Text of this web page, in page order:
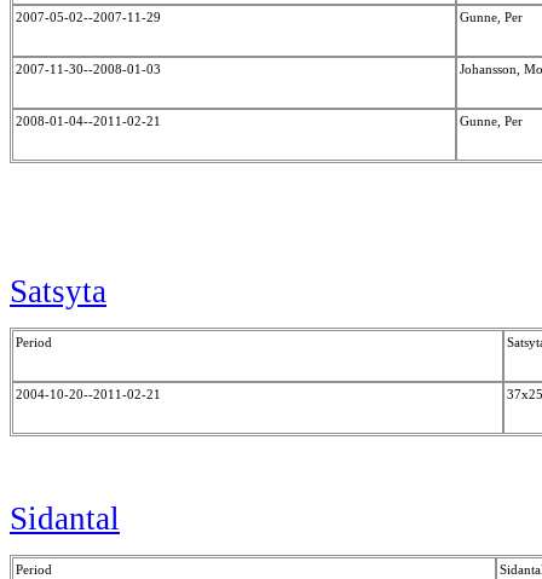
2007-05-02--2007-11-29 Gunne, Per
2007-11-30--2008-01-03 Johansson,
2008-01-04--2011-02-21 Gunne, Per
Satsyta
Period
2004-10-20--2011-02-21
Sidantal
Period